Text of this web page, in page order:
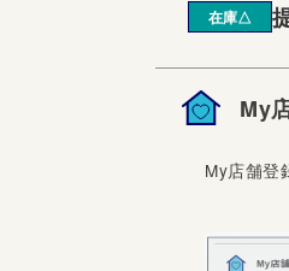
在庫△
My
My店舗登